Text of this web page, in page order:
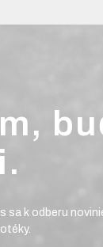
sa k odberu